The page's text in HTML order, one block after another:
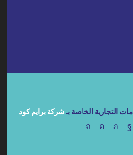
التجارية الخاصة بـ شركة برايم كود
Facebook
Twitter
Instagram
Pinterest